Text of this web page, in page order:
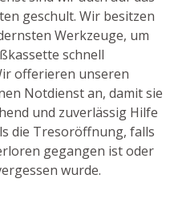
geschult. Wir besitzen
Werkzeuge, um
schnell
offerieren unseren
Notdienst an, damit sie
und zuverlässig Hilfe
die Tresoröffnung, falls
gegangen ist oder
wurde.